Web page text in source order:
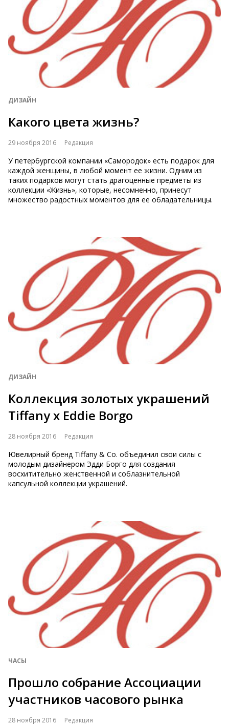
ДИЗАЙН
Какого цвета жизнь?
29 ноября 2016 Редакция
У петербургской компании «Самородок» есть подарок для
каждой женщины, в любой момент ее жизни. Одним из
таких подарков могут стать драгоценные предметы из
коллекции «Жизнь», которые, несомненно, принесут
множество радостных моментов для ее обладательницы.
ДИЗАЙН
Коллекция золотых украшений
Tiffany x Eddie Borgo
28 ноября 2016 Редакция
Ювелирный бренд Tiffany & Co. объединил свои силы с
молодым дизайнером Эдди Борго для создания
восхитительно женственной и соблазнительной
капсульной коллекции украшений.
ЧАСЫ
Прошло собрание Ассоциации
участников часового рынка
28 ноября 2016 Редакция